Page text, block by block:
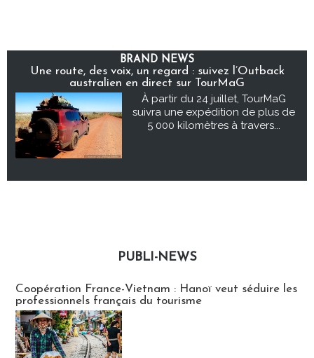
BRAND NEWS
Une route, des voix, un regard : suivez l’Outback
australien en direct sur TourMaG
À partir du 24 juillet, TourMaG
suivra une expédition de plus de
5 000 kilomètres à travers...
PUBLI-NEWS
Coopération France-Vietnam : Hanoï veut séduire les
professionnels français du tourisme